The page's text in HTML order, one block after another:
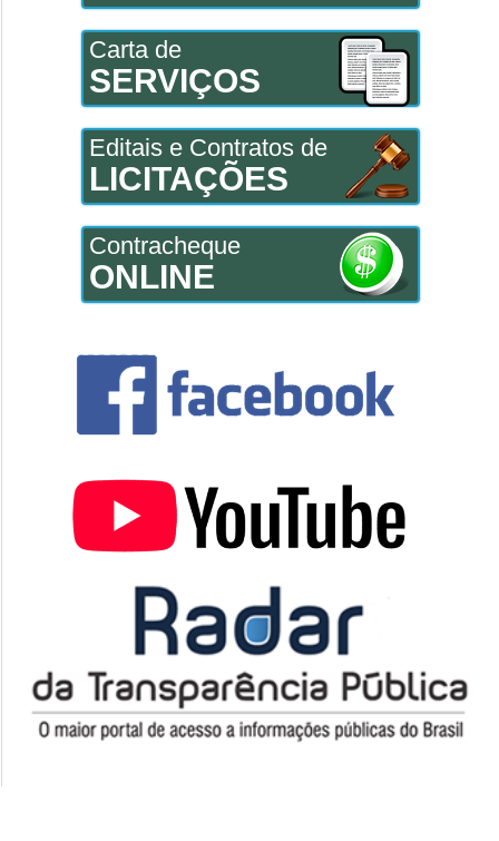
Carta de
SERVIÇOS
Editais e Contratos de
LICITAÇÕES
Contracheque
ONLINE